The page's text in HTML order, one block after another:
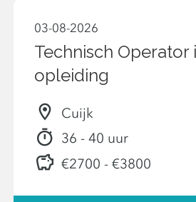
03-08-2026
Technisch Operator
opleiding
Cuijk
36 - 40 uur
€2700 - €3800